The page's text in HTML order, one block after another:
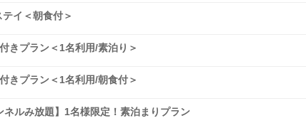
イ＜朝食付＞
きプラン＜1名利用/素泊り＞
きプラン＜1名利用/朝食付＞
ネルみ放題】1名様限定！素泊まりプラン